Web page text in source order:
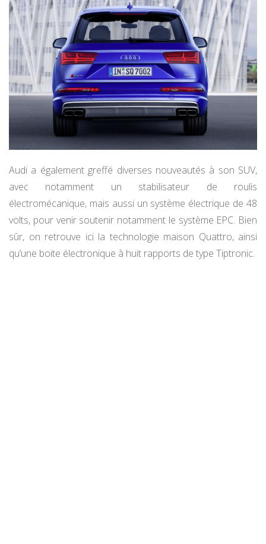
Audi a également greffé diverses nouveautés à son SUV,
avec notamment un stabilisateur de roulis
électromécanique, mais aussi un système électrique de 48
volts, pour venir soutenir notamment le système EPC. Bien
sûr, on retrouve ici la technologie maison Quattro, ainsi
qu’une boite électronique à huit rapports de type Tiptronic.